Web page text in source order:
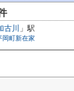
古川 」駅
岡町新在家